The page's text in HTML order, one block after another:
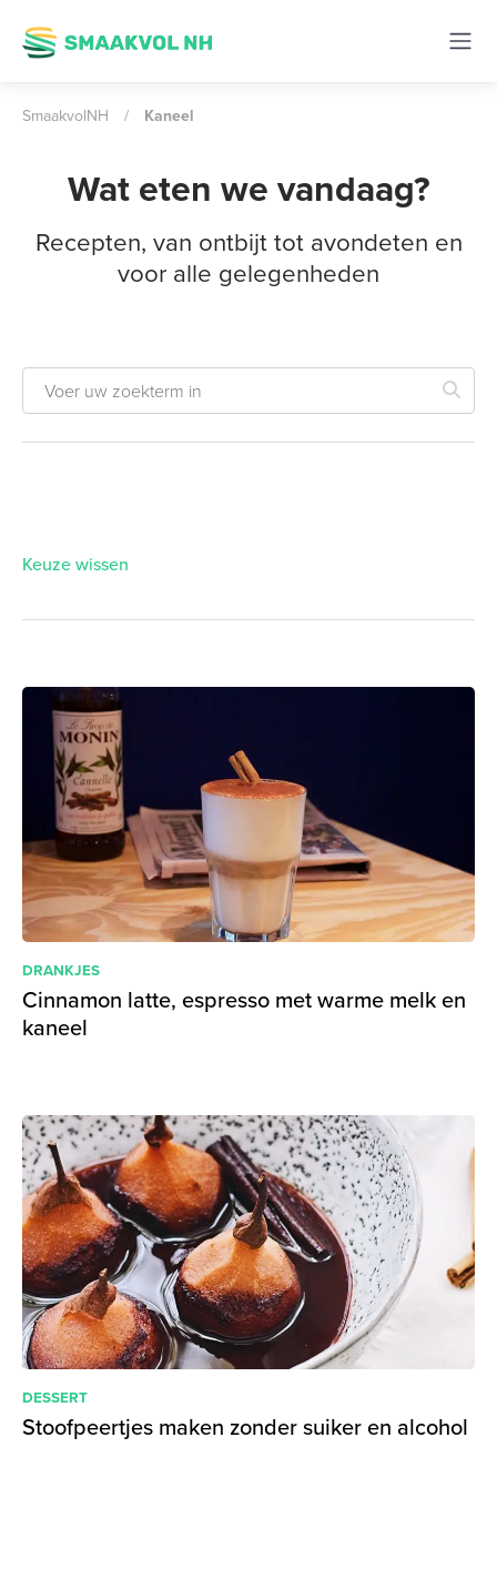
SmaakvolNH / Kaneel
Wat eten we vandaag?
Recepten, van ontbijt tot avondeten en
voor alle gelegenheden
Keuze wissen
DRANKJES
Cinnamon latte, espresso met warme melk en
kaneel
DESSERT
Stoofpeertjes maken zonder suiker en alcohol